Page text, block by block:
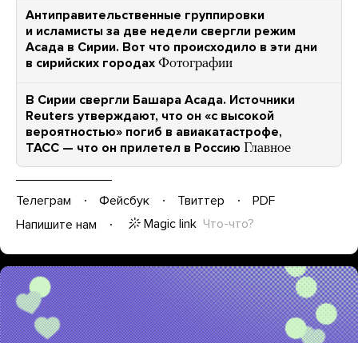
Антиправительственные группировки
и исламисты за две недели свергли режим
Асада в Сирии. Вот что происходило в эти дни
в сирийских городах Фотографии
В Сирии свергли Башара Асада. Источники
Reuters утверждают, что он «с высокой
вероятностью» погиб в авиакатастрофе,
ТАСС — что он прилетел в Россию Главное
Телеграм Фейсбук Твиттер
PDF
Напишите нам
Magic link Что-что?